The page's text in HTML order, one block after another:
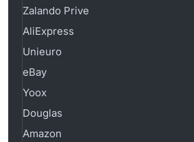
Zalando Prive
AliExpress
Unieuro
eBay
Yoox
Douglas
Amazon